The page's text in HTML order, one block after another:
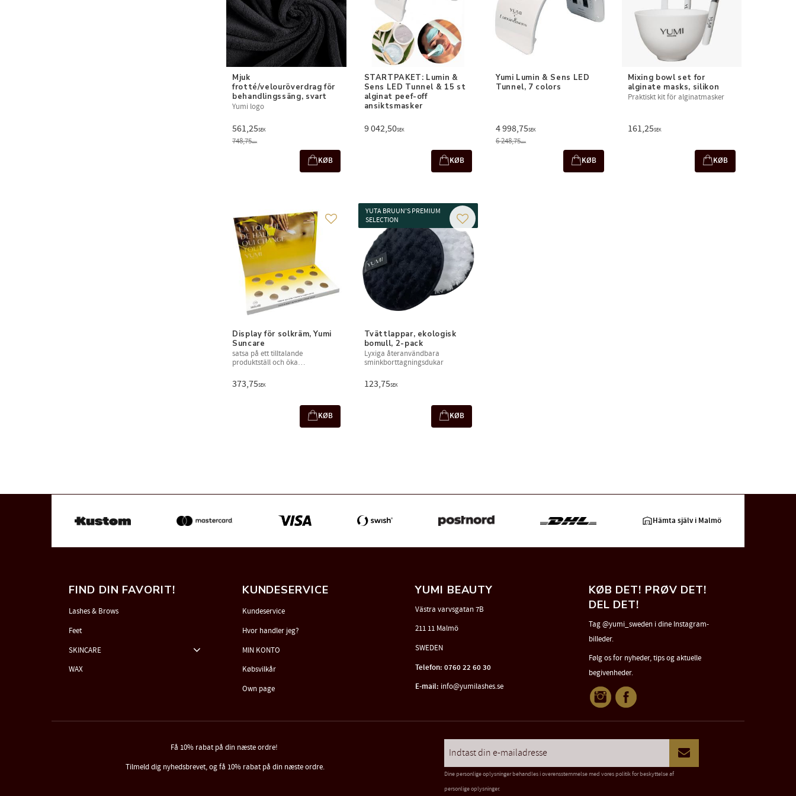
Mjuk
frotté/velouröverdrag för
behandlingssäng, svart
Yumi logo
561,25SEK
748,75SEK
KØB
STARTPAKET: Lumin &
Sens LED Tunnel & 15 st
alginat peef-off
ansiktsmasker
9 042,50SEK
KØB
Yumi Lumin & Sens LED
Tunnel, 7 colors
4 998,75SEK
6 248,75SEK
KØB
Mixing bowl set for
alginate masks, silikon
Praktiskt kit för alginatmasker
161,25SEK
KØB
Display för solkräm, Yumi
Suncare
​satsa på ett tilltalande
produktställ och öka
373,75SEK
Gem som favorit
KØB
Tvättlappar, ekologisk
bomull, 2-pack
Lyxiga återanvändbara
sminkborttagningsdukar
123,75SEK
YUTA BRUUN'S PREMIUM
SELECTION
Gem som favorit
KØB
Hämta själv i Malmö
FIND DIN FAVORIT!
Lashes & Brows
Feet
SKINCARE
WAX
KUNDESERVICE
Kundeservice
Hvor handler jeg?
MIN KONTO
Købsvilkår
Own page
YUMI BEAUTY
Västra varvsgatan 7B
211 11 Malmö
SWEDEN
Telefon: 0760 22 60 30
E-mail: info@yumilashes.se
KØB DET! PRØV DET!
DEL DET!
Tag @yumi_sweden i dine Instagram-
billeder.
Følg os for nyheder, tips og aktuelle
begivenheder.
Få 10% rabat på din næste ordre!
Tilmeld dig nyhedsbrevet, og få 10% rabat på din næste ordre.
Dine personlige oplysninger behandles i overensstemmelse med vorespolitik for beskyttelse af
personlige oplysninger.